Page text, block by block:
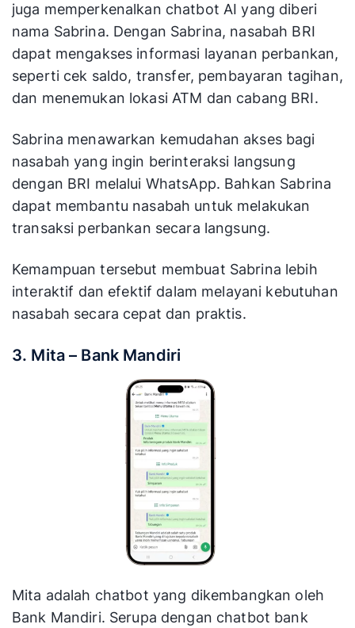
juga memperkenalkan chatbot AI yang diberi
nama Sabrina. Dengan Sabrina, nasabah BRI
dapat mengakses informasi layanan perbankan,
seperti cek saldo, transfer, pembayaran tagihan,
dan menemukan lokasi ATM dan cabang BRI.
Sabrina menawarkan kemudahan akses bagi
nasabah yang ingin berinteraksi langsung
dengan BRI melalui WhatsApp. Bahkan Sabrina
dapat membantu nasabah untuk melakukan
transaksi perbankan secara langsung.
Kemampuan tersebut membuat Sabrina lebih
interaktif dan efektif dalam melayani kebutuhan
nasabah secara cepat dan praktis​.
3. Mita – Bank Mandiri
Mita adalah chatbot yang dikembangkan oleh
Bank Mandiri. Serupa dengan chatbot bank